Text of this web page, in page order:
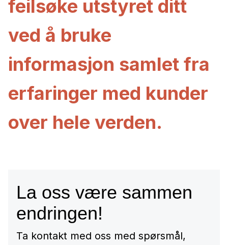
feilsøke utstyret ditt
ved å bruke
informasjon samlet fra
erfaringer med kunder
over hele verden.
La oss være sammen
endringen!
Ta kontakt med oss med spørsmål,